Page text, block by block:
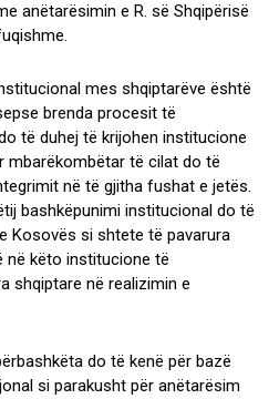
anëtarësimin e R. së Shqipërisë
mes shqiptarëve është
brenda procesit të
të duhej të krijohen institucione
mbarëkombëtar të cilat do të
në të gjitha fushat e jetës.
bashkëpunimi institucional do të
Kosovës si shtete të pavarura
në këto institucione të
shqiptare në realizimin e
do të kenë për bazë
si parakusht për anëtarësim